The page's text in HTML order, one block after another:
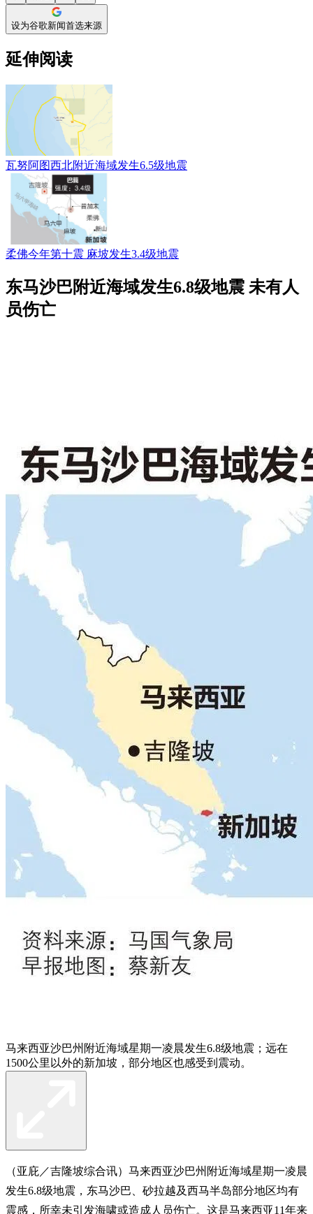
设为谷歌新闻首选来源
延伸阅读
瓦努阿图西北附近海域发生6.5级地震
柔佛今年第十震 麻坡发生3.4级地震
东马沙巴附近海域发生6.8级地震 未有人
员伤亡
马来西亚沙巴州附近海域星期一凌晨发生6.8级地震；远在
1500公里以外的新加坡，部分地区也感受到震动。
（亚庇／吉隆坡综合讯）马来西亚沙巴州附近海域星期一凌晨
发生6.8级地震，东马沙巴、砂拉越及西马半岛部分地区均有
震感，所幸未引发海啸或造成人员伤亡。这是马来西亚11年来